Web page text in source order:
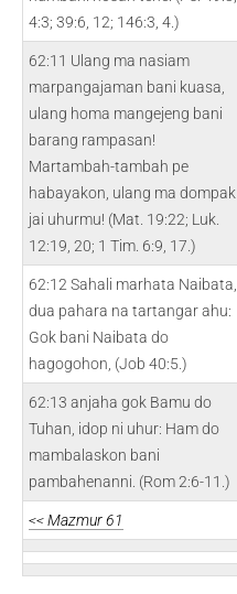
4:3; 39:6, 12; 146:3, 4.)
62:11 Ulang ma nasiam
marpangajaman bani kuasa,
ulang homa mangejeng bani
barang rampasan!
Martambah-tambah pe
habayakon, ulang ma dompak
jai uhurmu! (Mat. 19:22; Luk.
12:19, 20; 1 Tim. 6:9, 17.)
62:12 Sahali marhata Naibata,
dua pahara na tartangar ahu:
Gok bani Naibata do
hagogohon, (Job 40:5.)
62:13 anjaha gok Bamu do
Tuhan, idop ni uhur: Ham do
mambalaskon bani
pambahenanni. (Rom 2:6-11.)
<< Mazmur 61